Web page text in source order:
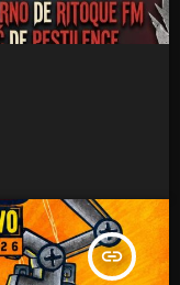
insert_link